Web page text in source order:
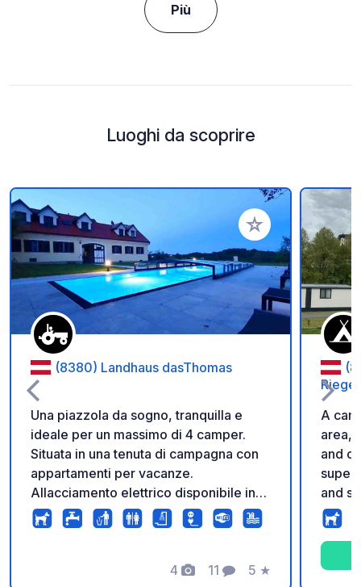
Più
Luoghi da scoprire
Aggiungi ai tuoi
(8380) Landhaus dasThomas
Una piazzola da sogno, tranquilla e
ideale per un massimo di 4 camper.
Situata in una tenuta di campagna con
appartamenti per vacanze.
Allacciamento elettrico disponibile in
loco. Posizionata su una collina con una
vista magnifica. Piscina riscaldata (12 m
relax a bordo piscina con barbecue.
4
Foto
11
Commenti
5
Valutazione
★
A
area,
and
and
pitch
within